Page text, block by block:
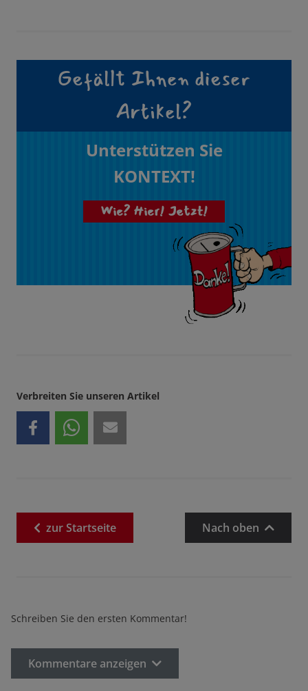
Gefällt Ihnen dieser
Artikel?
Unterstützen Sie
KONTEXT!
Wie? Hier! Jetzt!
Verbreiten Sie unseren Artikel
zurStartseite Nach oben
Schreiben Sie den ersten Kommentar!
Kommentare anzeigen